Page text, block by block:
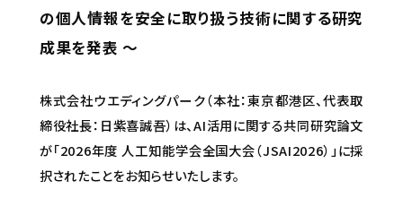
の個人情報を安全に取り扱う技術に関する研究
成果を発表 〜
株式会社ウエディングパーク（本社：東京都港区、代表取
締役社長：日紫喜誠吾）は、AI活用に関する共同研究論文
が「2026年度 人工知能学会全国大会（JSAI2026）」に採
択されたことをお知らせいたします。